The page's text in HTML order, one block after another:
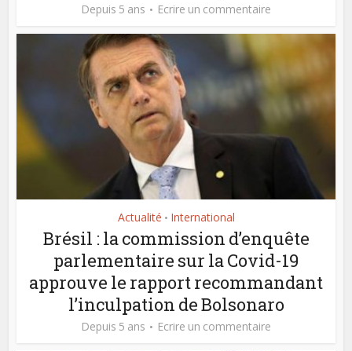
Depuis 5 ans Ecrire un commentaire
Actualité • International
Brésil : la commission d’enquête
parlementaire sur la Covid-19
approuve le rapport recommandant
l’inculpation de Bolsonaro
Depuis 5 ans Ecrire un commentaire